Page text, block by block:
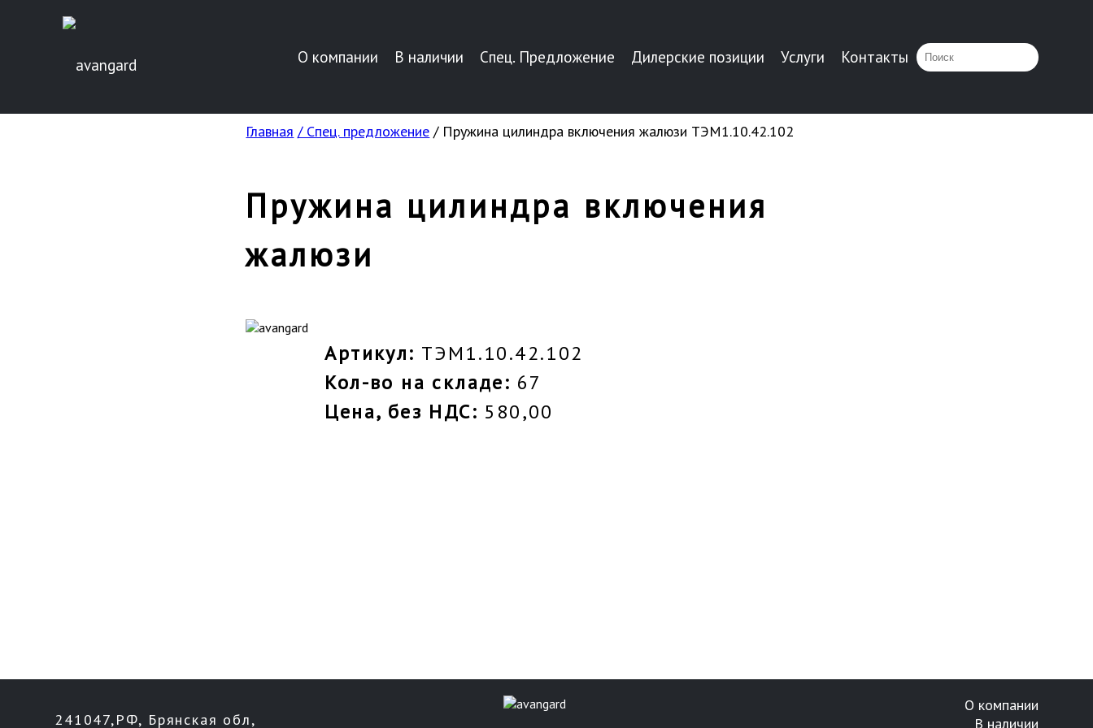
О компании В наличии Спец. Предложение Дилерские позиции Услуги Контакты
Главная / Спец. предложение / Пружина цилиндра включения жалюзи ТЭМ1.10.42.102
Пружина цилиндра включения
жалюзи
Артикул: ТЭМ1.10.42.102
Кол-во на складе: 67
Цена, без НДС: 580,00
241047,РФ, Брянская обл,
О компании
В наличии